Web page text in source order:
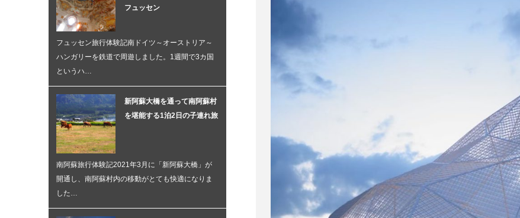
フュッセン
フュッセン旅行体験記南ドイツ～オーストリア～
ハンガリーを鉄道で周遊しました。1週間で3カ国
というハ…
新阿蘇大橋を通って南阿蘇村
を堪能する1泊2日の子連れ旅
南阿蘇旅行体験記2021年3月に「新阿蘇大橋」が
開通し、南阿蘇村内の移動がとても快適になりま
した…